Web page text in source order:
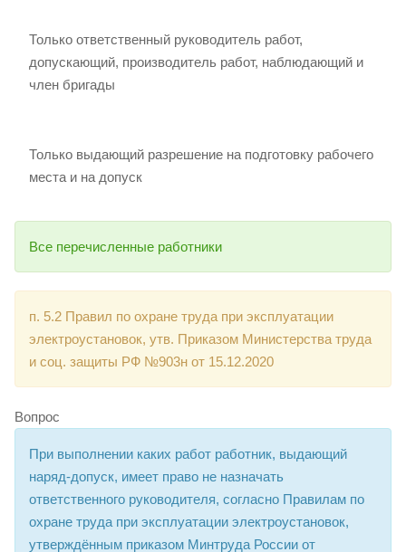
Только ответственный руководитель работ,
допускающий, производитель работ, наблюдающий и
член бригады
Только выдающий разрешение на подготовку рабочего
места и на допуск
Все перечисленные работники
п. 5.2 Правил по охране труда при эксплуатации
электроустановок, утв. Приказом Министерства труда
и соц. защиты РФ №903н от 15.12.2020
Вопрос
При выполнении каких работ работник, выдающий
наряд-допуск, имеет право не назначать
ответственного руководителя, согласно Правилам по
охране труда при эксплуатации электроустановок,
утверждённым приказом Минтруда России от